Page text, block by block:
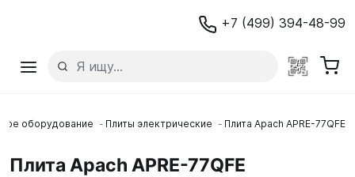
+7 (499) 394-48-99
оборудование Плиты электрические Плита Apach APRE-77QFE
Плита Apach APRE-77QFE